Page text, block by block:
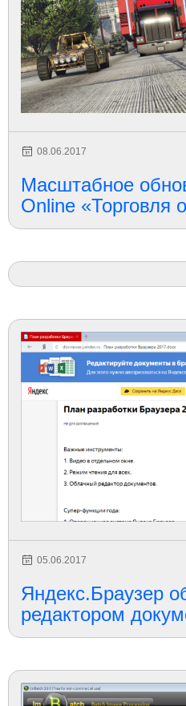
08.06.2017
Масштабное
Online «Торговля
05.06.2017
Яндекс.Браузер
редактором